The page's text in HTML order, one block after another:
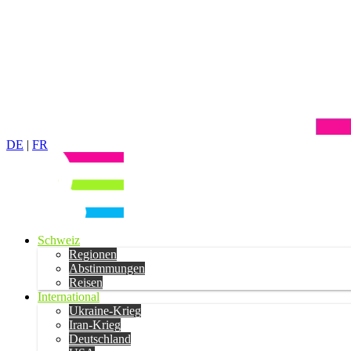
DE | FR
Schweiz
Regionen
Abstimmungen
Reisen
International
Ukraine-Krieg
Iran-Krieg
Deutschland